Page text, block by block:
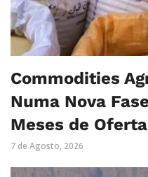
Commodities
Numa Nova
Meses de
7 de Agosto, 2026